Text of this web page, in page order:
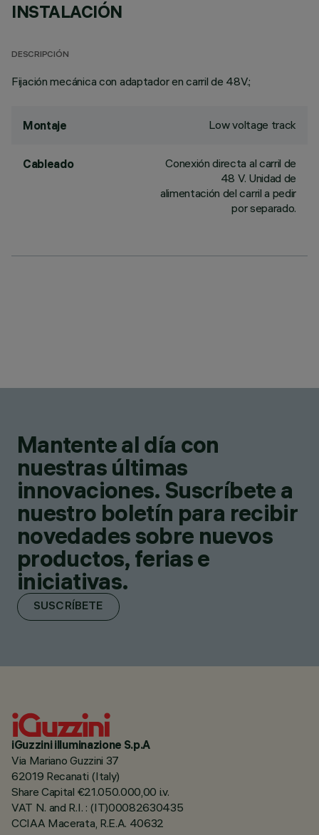
INSTALACIÓN
DESCRIPCIÓN
Fijación mecánica con adaptador en carril de 48V.;
Montaje Low voltage track
Cableado
Conexión directa al carril de
48 V. Unidad de
alimentación del carril a pedir
por separado.
Mantente al día con
nuestras últimas
innovaciones. Suscríbete a
nuestro boletín para recibir
novedades sobre nuevos
productos, ferias e
iniciativas.
SUSCRÍBETE
iGuzzini illuminazione S.p.A
Via Mariano Guzzini 37
62019 Recanati (Italy)
Share Capital €21.050.000,00 i.v.
VAT N. and R.I. : (IT)00082630435
CCIAA Macerata, R.E.A. 40632